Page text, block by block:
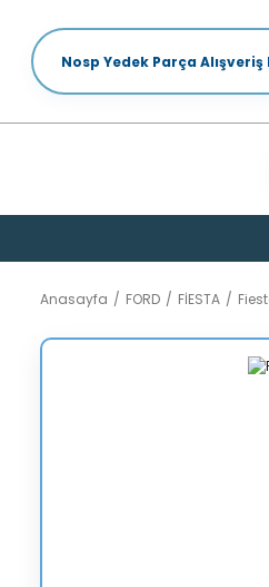
Nosp Yedek Parça
Anasayfa FORD FİESTA